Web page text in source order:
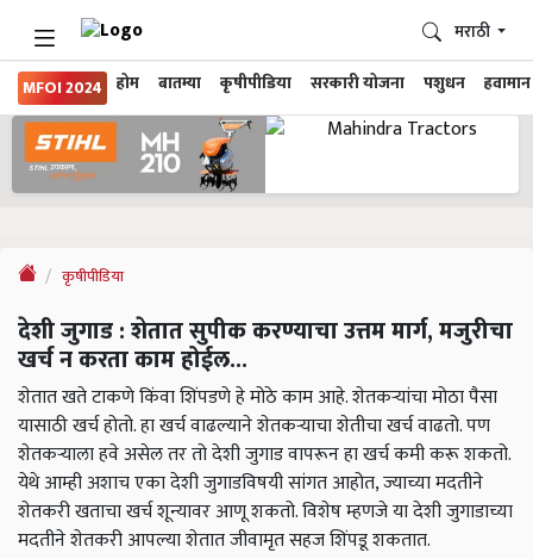
MFOI 2024 होम बातम्या कृषीपीडिया सरकारी योजना पशुधन हवामान
मराठी
कृषीपीडिया
देशी जुगाड : शेतात सुपीक करण्याचा उत्तम मार्ग, मजुरीचा
खर्च न करता काम होईल...
शेतात खते टाकणे किंवा शिंपडणे हे मोठे काम आहे. शेतकऱ्यांचा मोठा पैसा
यासाठी खर्च होतो. हा खर्च वाढल्याने शेतकऱ्याचा शेतीचा खर्च वाढतो. पण
शेतकऱ्याला हवे असेल तर तो देशी जुगाड वापरून हा खर्च कमी करू शकतो.
येथे आम्ही अशाच एका देशी जुगाडविषयी सांगत आहोत, ज्याच्या मदतीने
शेतकरी खताचा खर्च शून्यावर आणू शकतो. विशेष म्हणजे या देशी जुगाडाच्या
मदतीने शेतकरी आपल्या शेतात जीवामृत सहज शिंपडू शकतात.